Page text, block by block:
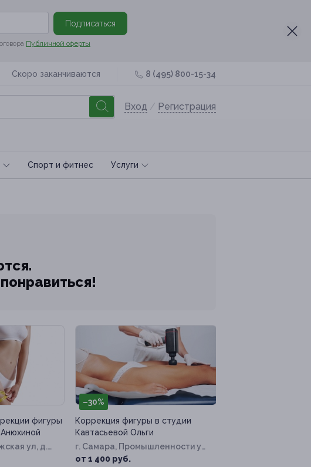
Подписаться
Публичной оферты
Скоро заканчиваются 8 (495) 800-15-34
Вход / Регистрация
Спoрт и фитнес Услуги
фигуры
ул, д.
–30%
Коррекция фигуры в студии
Кавтасьевой Ольги
г. Самара, Промышленности ул,
д. 296
от 1 400 руб.